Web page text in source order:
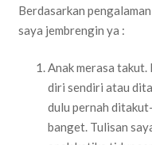
Berdasarkan
saya jembrengin ya :
Anak merasa
diri sendiri atau
dulu pernah
banget. Tulisan